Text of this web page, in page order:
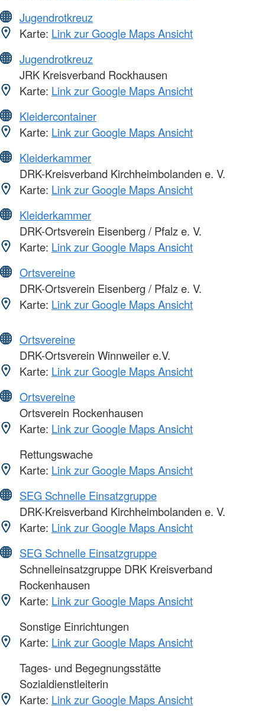
Jugendrotkreuz
Karte: Link zur Google Maps Ansicht
Jugendrotkreuz
JRK Kreisverband Rockhausen
Karte: Link zur Google Maps Ansicht
Kleidercontainer
Karte: Link zur Google Maps Ansicht
Kleiderkammer
DRK-Kreisverband Kirchheimbolanden e. V.
Karte: Link zur Google Maps Ansicht
Kleiderkammer
DRK-Ortsverein Eisenberg / Pfalz e. V.
Karte: Link zur Google Maps Ansicht
Ortsvereine
DRK-Ortsverein Eisenberg / Pfalz e. V.
Karte: Link zur Google Maps Ansicht
Ortsvereine
DRK-Ortsverein Winnweiler e.V.
Karte: Link zur Google Maps Ansicht
Ortsvereine
Ortsverein Rockenhausen
Karte: Link zur Google Maps Ansicht
Rettungswache
Karte: Link zur Google Maps Ansicht
SEG Schnelle Einsatzgruppe
DRK-Kreisverband Kirchheimbolanden e. V.
Karte: Link zur Google Maps Ansicht
SEG Schnelle Einsatzgruppe
Schnelleinsatzgruppe DRK Kreisverband
Rockenhausen
Karte: Link zur Google Maps Ansicht
Sonstige Einrichtungen
Karte: Link zur Google Maps Ansicht
Tages- und Begegnungsstätte
Sozialdienstleiterin
Karte: Link zur Google Maps Ansicht